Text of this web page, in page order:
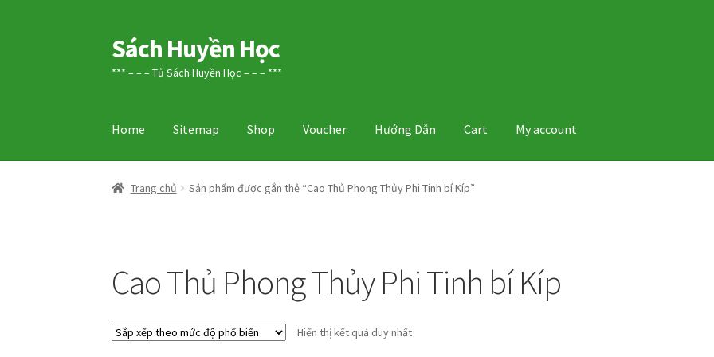
Đi
đến
Chuyển
đến
Sách Huyền Học
*** – – – Tủ Sách Huyền Học – – – ***
Home Sitemap Shop Voucher Hướng Dẫn Cart My account
Trang chủ Sản phẩm được gắn thẻ “Cao Thủ Phong Thủy Phi Tinh bí Kíp”
Cao Thủ Phong Thủy Phi Tinh bí Kíp
Hiển thị kết quả duy nhất